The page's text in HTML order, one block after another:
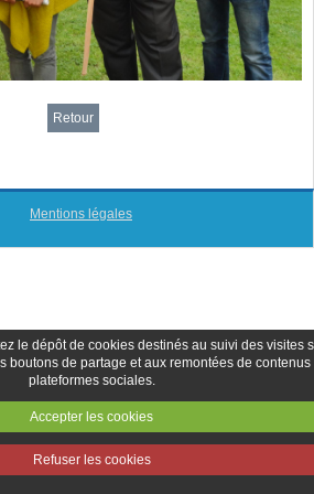
Retour
Mentions légales
le dépôt de cookies destinés au suivi des visites
boutons de partage et aux remontées de contenus
plateformes sociales.
Accepter les cookies
Refuser les cookies